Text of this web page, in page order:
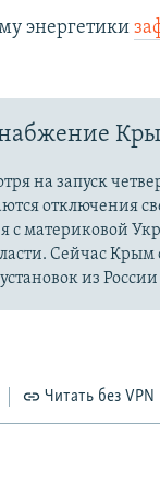
энергетики
на запуск
отключения
с материковой
Сейчас Крым
из
Читать без VPN